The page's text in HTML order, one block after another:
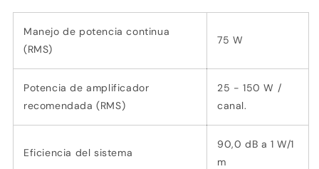
Manejo de potencia continua
(RMS)
75 W
Potencia de amplificador
recomendada (RMS)
25 - 150 W /
canal.
Eficiencia del sistema
90,0 dB a 1 W/1
m